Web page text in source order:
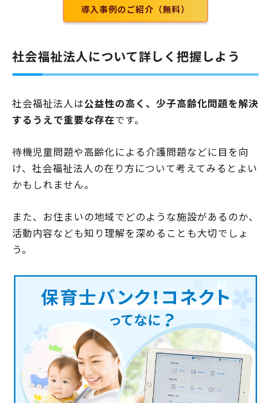
導入事例のご紹介（無料）
社会福祉法人について詳しく把握しよう
社会福祉法人は公益性の高く、少子高齢化問題を解決
するうえで重要な存在です。
待機児童問題や高齢化による介護問題などに目を向
け、社会福祉法人の在り方について考えてみるとよい
かもしれません。
また、お住まいの地域でどのような施設があるのか、
活動内容なども知り理解を深めることも大切でしょ
う。